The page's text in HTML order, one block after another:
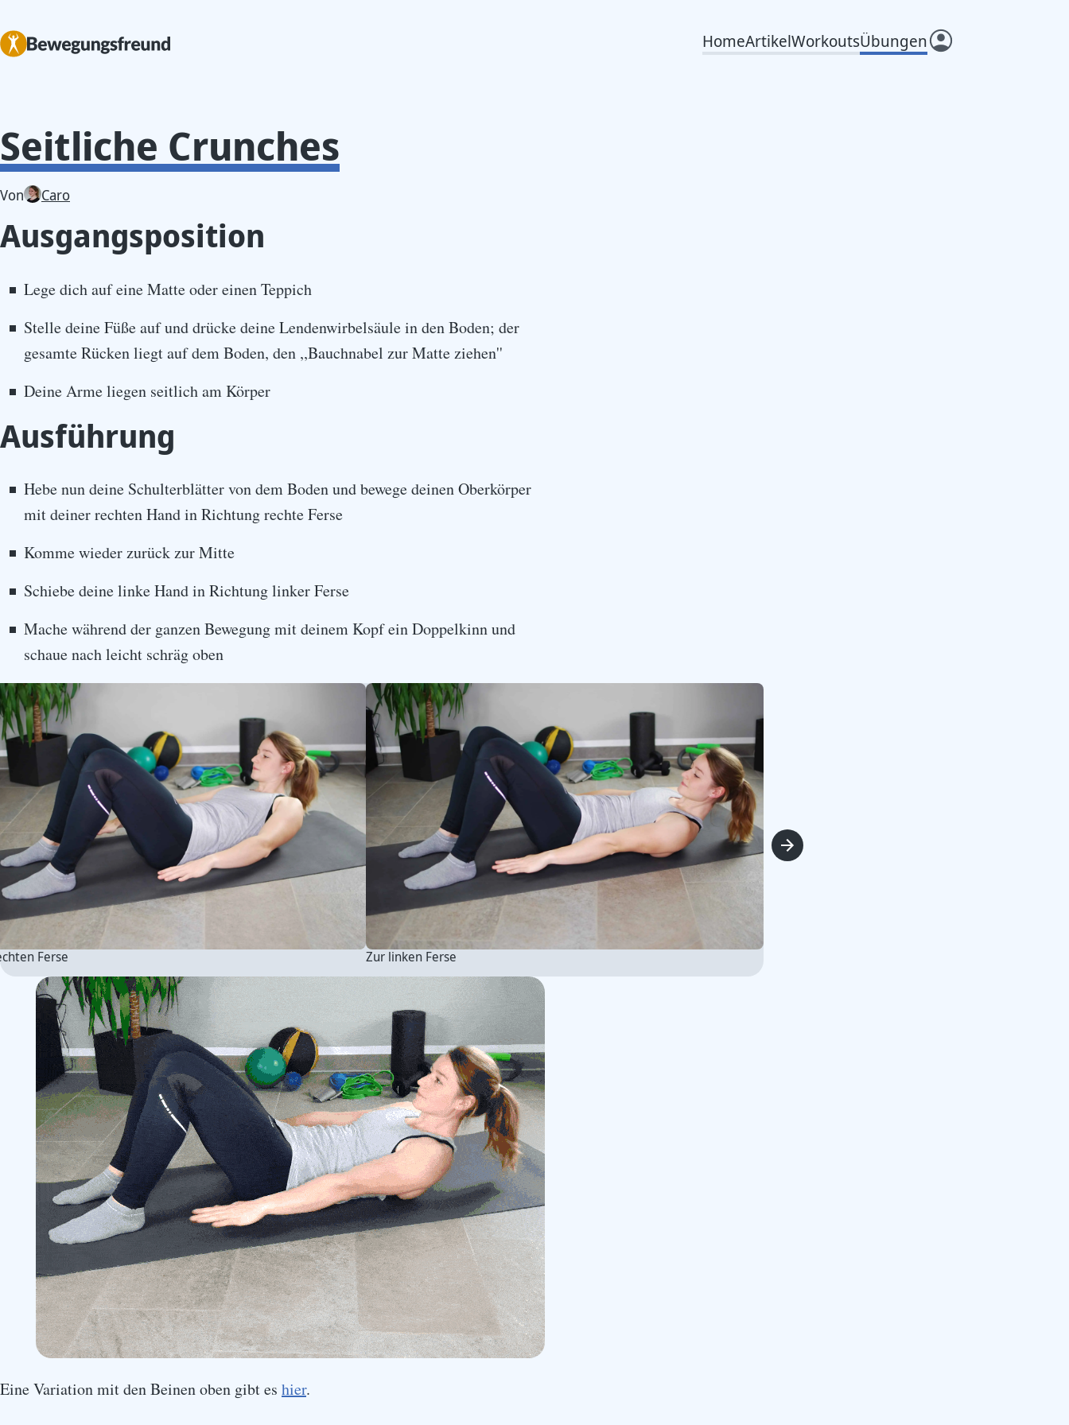
HomeArtikelWorkoutsÜbungen
Seitliche Crunches
Von Caro
Ausgangsposition
Lege dich auf eine Matte oder einen Teppich
Stelle deine Füße auf und drücke deine Lendenwirbelsäule in den Boden; der
gesamte Rücken liegt auf dem Boden, den ,,Bauchnabel zur Matte ziehen''
Deine Arme liegen seitlich am Körper
Ausführung
Hebe nun deine Schulterblätter von dem Boden und bewege deinen Oberkörper
mit deiner rechten Hand in Richtung rechte Ferse
Komme wieder zurück zur Mitte
Schiebe deine linke Hand in Richtung linker Ferse
Mache während der ganzen Bewegung mit deinem Kopf ein Doppelkinn und
schaue nach leicht schräg oben
Ferse Zur linken Ferse
Eine Variation mit den Beinen oben gibt es hier.